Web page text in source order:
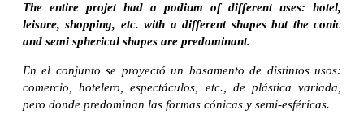
The entire projet had a podium of different uses: hotel,
leisure, shopping, etc. with a different shapes but the conic
and semi spherical shapes are predominant.
En el conjunto se proyectó un basamento de distintos usos:
comercio, hotelero, espectáculos, etc., de plástica variada,
pero donde predominan las formas cónicas y semi-esféricas.